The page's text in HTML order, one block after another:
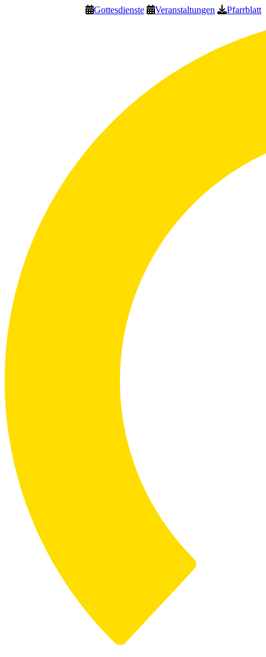
Gottesdienste Veranstaltungen Pfarrblatt